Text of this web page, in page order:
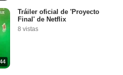
Tráiler oficial de 'Proyecto
Final' de Netflix
8 vistas